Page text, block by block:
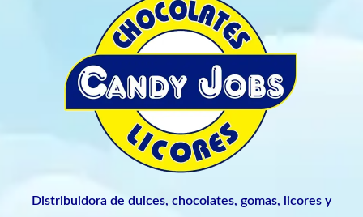
Distribuidora de dulces, chocolates, gomas, licores y